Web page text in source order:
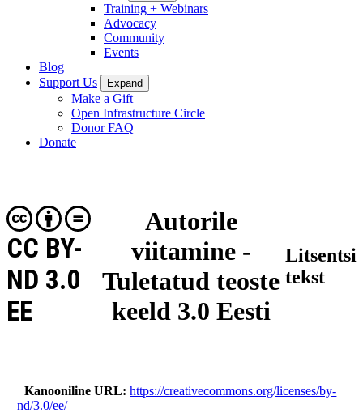
Training + Webinars
Advocacy
Community
Events
Blog
Support Us
Expand
Make a Gift
Open Infrastructure Circle
Donor FAQ
Donate
Autorile
viitamine -
Tuletatud teoste
keeld 3.0 Eesti
CC BY-
ND 3.0
EE
Litsentsi
tekst
Kanooniline URL
https://creativecommons.org/licenses/by-
nd/3.0/ee/